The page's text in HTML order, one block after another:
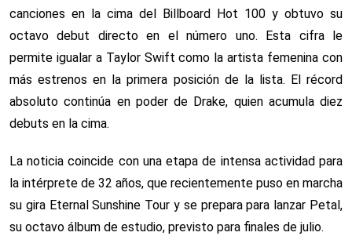
canciones en la cima del Billboard Hot 100 y obtuvo su
octavo debut directo en el número uno. Esta cifra le
permite igualar a Taylor Swift como la artista femenina con
más estrenos en la primera posición de la lista. El récord
absoluto continúa en poder de Drake, quien acumula diez
debuts en la cima.
La noticia coincide con una etapa de intensa actividad para
la intérprete de 32 años, que recientemente puso en marcha
su gira Eternal Sunshine Tour y se prepara para lanzar Petal,
su octavo álbum de estudio, previsto para finales de julio.